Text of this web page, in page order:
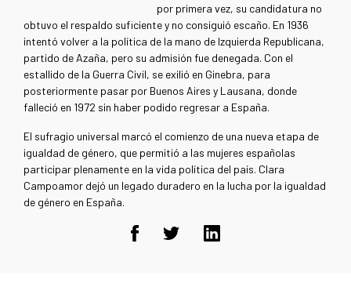
por primera vez, su candidatura no
obtuvo el respaldo suficiente y no consiguió escaño. En 1936
intentó volver a la política de la mano de Izquierda Republicana,
partido de Azaña, pero su admisión fue denegada. Con el
estallido de la Guerra Civil, se exilió en Ginebra, para
posteriormente pasar por Buenos Aires y Lausana, donde
falleció en 1972 sin haber podido regresar a España.
El sufragio universal marcó el comienzo de una nueva etapa de
igualdad de género, que permitió a las mujeres españolas
participar plenamente en la vida política del país. Clara
Campoamor dejó un legado duradero en la lucha por la igualdad
de género en España.